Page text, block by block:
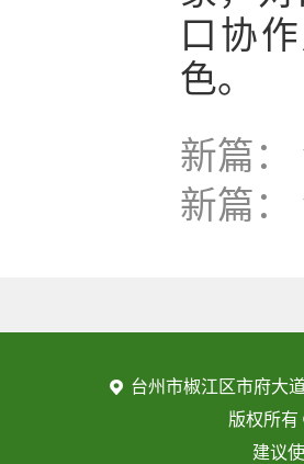
口协
色。
新篇：
新篇：
台州市椒江区市府大
版权所
建议